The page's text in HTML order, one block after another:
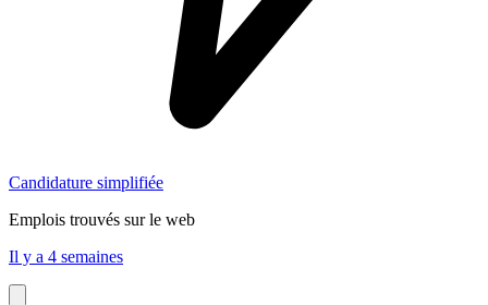
Candidature simplifiée
Emplois trouvés sur le web
Il y a 4 semaines